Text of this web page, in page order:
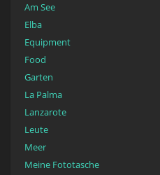
Am See
Elba
Equipment
Food
Garten
La Palma
Lanzarote
Leute
Meer
Meine Fototasche